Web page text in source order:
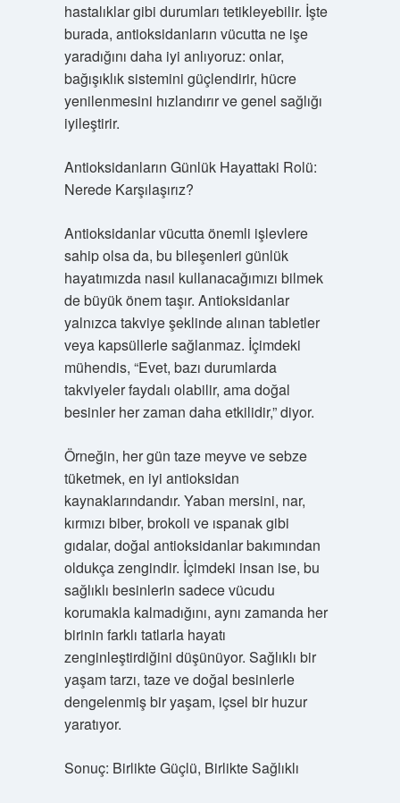
hastalıklar gibi durumları tetikleyebilir. İşte
burada, antioksidanların vücutta ne işe
yaradığını daha iyi anlıyoruz: onlar,
bağışıklık sistemini güçlendirir, hücre
yenilenmesini hızlandırır ve genel sağlığı
iyileştirir.
Antioksidanların Günlük Hayattaki Rolü:
Nerede Karşılaşırız?
Antioksidanlar vücutta önemli işlevlere
sahip olsa da, bu bileşenleri günlük
hayatımızda nasıl kullanacağımızı bilmek
de büyük önem taşır. Antioksidanlar
yalnızca takviye şeklinde alınan tabletler
veya kapsüllerle sağlanmaz. İçimdeki
mühendis, “Evet, bazı durumlarda
takviyeler faydalı olabilir, ama doğal
besinler her zaman daha etkilidir,” diyor.
Örneğin, her gün taze meyve ve sebze
tüketmek, en iyi antioksidan
kaynaklarındandır. Yaban mersini, nar,
kırmızı biber, brokoli ve ıspanak gibi
gıdalar, doğal antioksidanlar bakımından
oldukça zengindir. İçimdeki insan ise, bu
sağlıklı besinlerin sadece vücudu
korumakla kalmadığını, aynı zamanda her
birinin farklı tatlarla hayatı
zenginleştirdiğini düşünüyor. Sağlıklı bir
yaşam tarzı, taze ve doğal besinlerle
dengelenmiş bir yaşam, içsel bir huzur
yaratıyor.
Sonuç: Birlikte Güçlü, Birlikte Sağlıklı